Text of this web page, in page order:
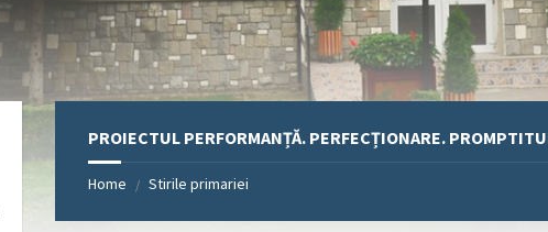
PROIECTUL PERFORMANȚĂ. PERFECȚIONARE.
Home / Stirile primariei